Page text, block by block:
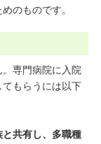
のものです。
専門病院に入院
もらうには以下
共有し、多職種